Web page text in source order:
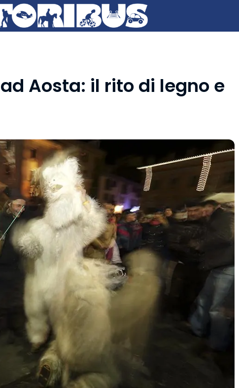
Aosta: il rito di legno e